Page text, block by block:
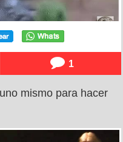
1
mismo para hacer